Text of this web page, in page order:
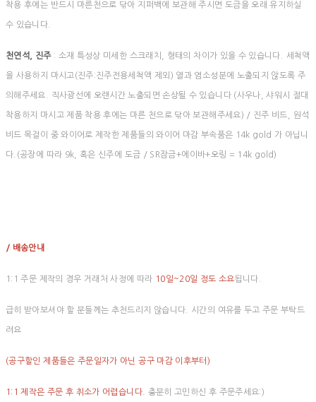
착용 후에는 반드시 마른천으로 닦아 지퍼백에 보관해 주시면 도금을 오래 유지하실
수 있습니다.
천연석, 진주: 소재 특성상 미세한 스크래치, 형태의 차이가 있을 수 있습니다. 세척액
을 사용하지 마시고(진주:진주전용세척액 제외) 열과 염소성분에 노출되지 않도록 주
의해주세요. 직사광선에 오랜시간 노출되면 손상될 수 있습니다 (사우나, 샤워시 절대
착용하지 마시고 제품 착용 후에는 마른 천으로 닦아 보관해주세요) / 진주 비드, 원석
비드 목걸이 중 와이어로 제작한 제품들의 와이어 마감 부속품은 14k gold 가 아닙니
다.(공장에 따라 9k, 혹은 신주에 도금 / SR잠금+에이바+오링 = 14k gold)
/ 배송안내
1:1 주문 제작의 경우 거래처 사정에 따라 10일~20일 정도 소요됩니다.
급히 받아보셔야 할 분들께는 추천드리지 않습니다. 시간의 여유를 두고 주문 부탁드
려요
(공구할인 제품들은 주문일자가 아닌 공구 마감 이후부터)
1:1 제작은 주문 후 취소가 어렵습니다. 충분히 고민하신 후 주문주세요:)